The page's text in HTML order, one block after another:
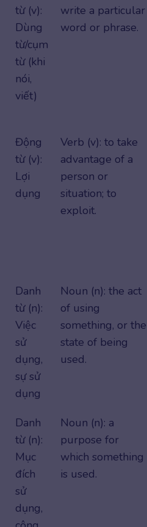
từ (v):
Dùng
từ/cụm
từ (khi
nói,
viết)
write a particular
word or phrase.
Động
từ (v):
Lợi
dụng
Verb (v): to take
advantage of a
person or
situation; to
exploit.
Danh
từ (n):
Việc
sử
dụng,
sự sử
dụng
Noun (n): the act
of using
something, or the
state of being
used.
Danh
từ (n):
Mục
đích
sử
dụng,
Noun (n): a
purpose for
which something
is used.